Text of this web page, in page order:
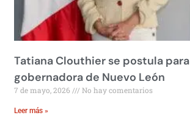
Tatiana Clouthier se postula para
gobernadora de Nuevo León
7 de mayo, 2026 No hay comentarios
Leer más »